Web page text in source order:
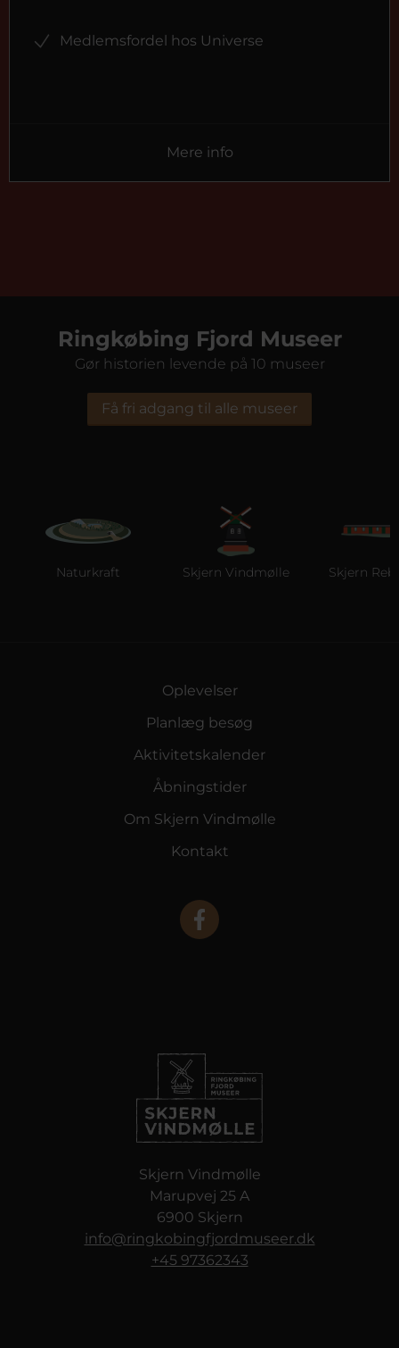
Medlemsfordel hos Universe
Mere info
Ringkøbing Fjord Museer
Gør historien levende på 10 museer
Få fri adgang til alle museer
Naturkraft Skjern Vindmølle Skjern
Oplevelser
Planlæg besøg
Aktivitetskalender
Åbningstider
Om Skjern Vindmølle
Kontakt
Skjern Vindmølle
Marupvej 25 A
6900 Skjern
info@ringkobingfjordmuseer.dk
+45 97362343